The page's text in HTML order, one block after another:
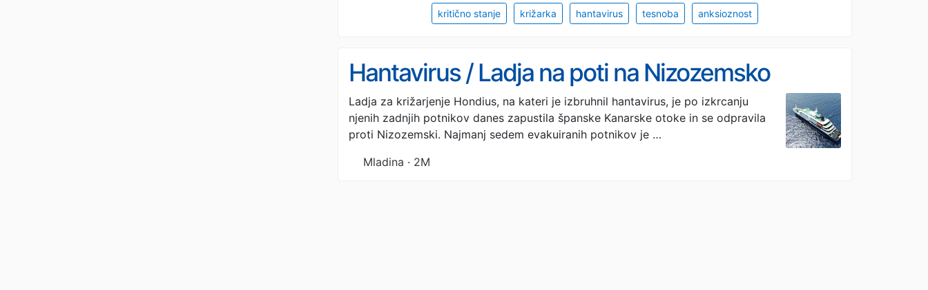
kritično stanje križarka hantavirus tesnoba anksioznost
Hantavirus / Ladja na poti na Nizozemsko
Ladja za križarjenje Hondius, na kateri je izbruhnil hantavirus, je po izkrcanju
njenih zadnjih potnikov danes zapustila španske Kanarske otoke in se odpravila
proti Nizozemski. Najmanj sedem evakuiranih potnikov je …
Mladina · 2M